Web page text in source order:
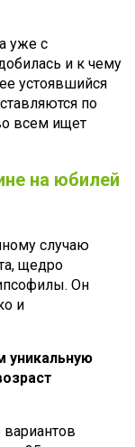
уже с
и к чему
устоявшийся
по
всем ищет
на юбилей
случаю
щедро
Он
и
уникальную